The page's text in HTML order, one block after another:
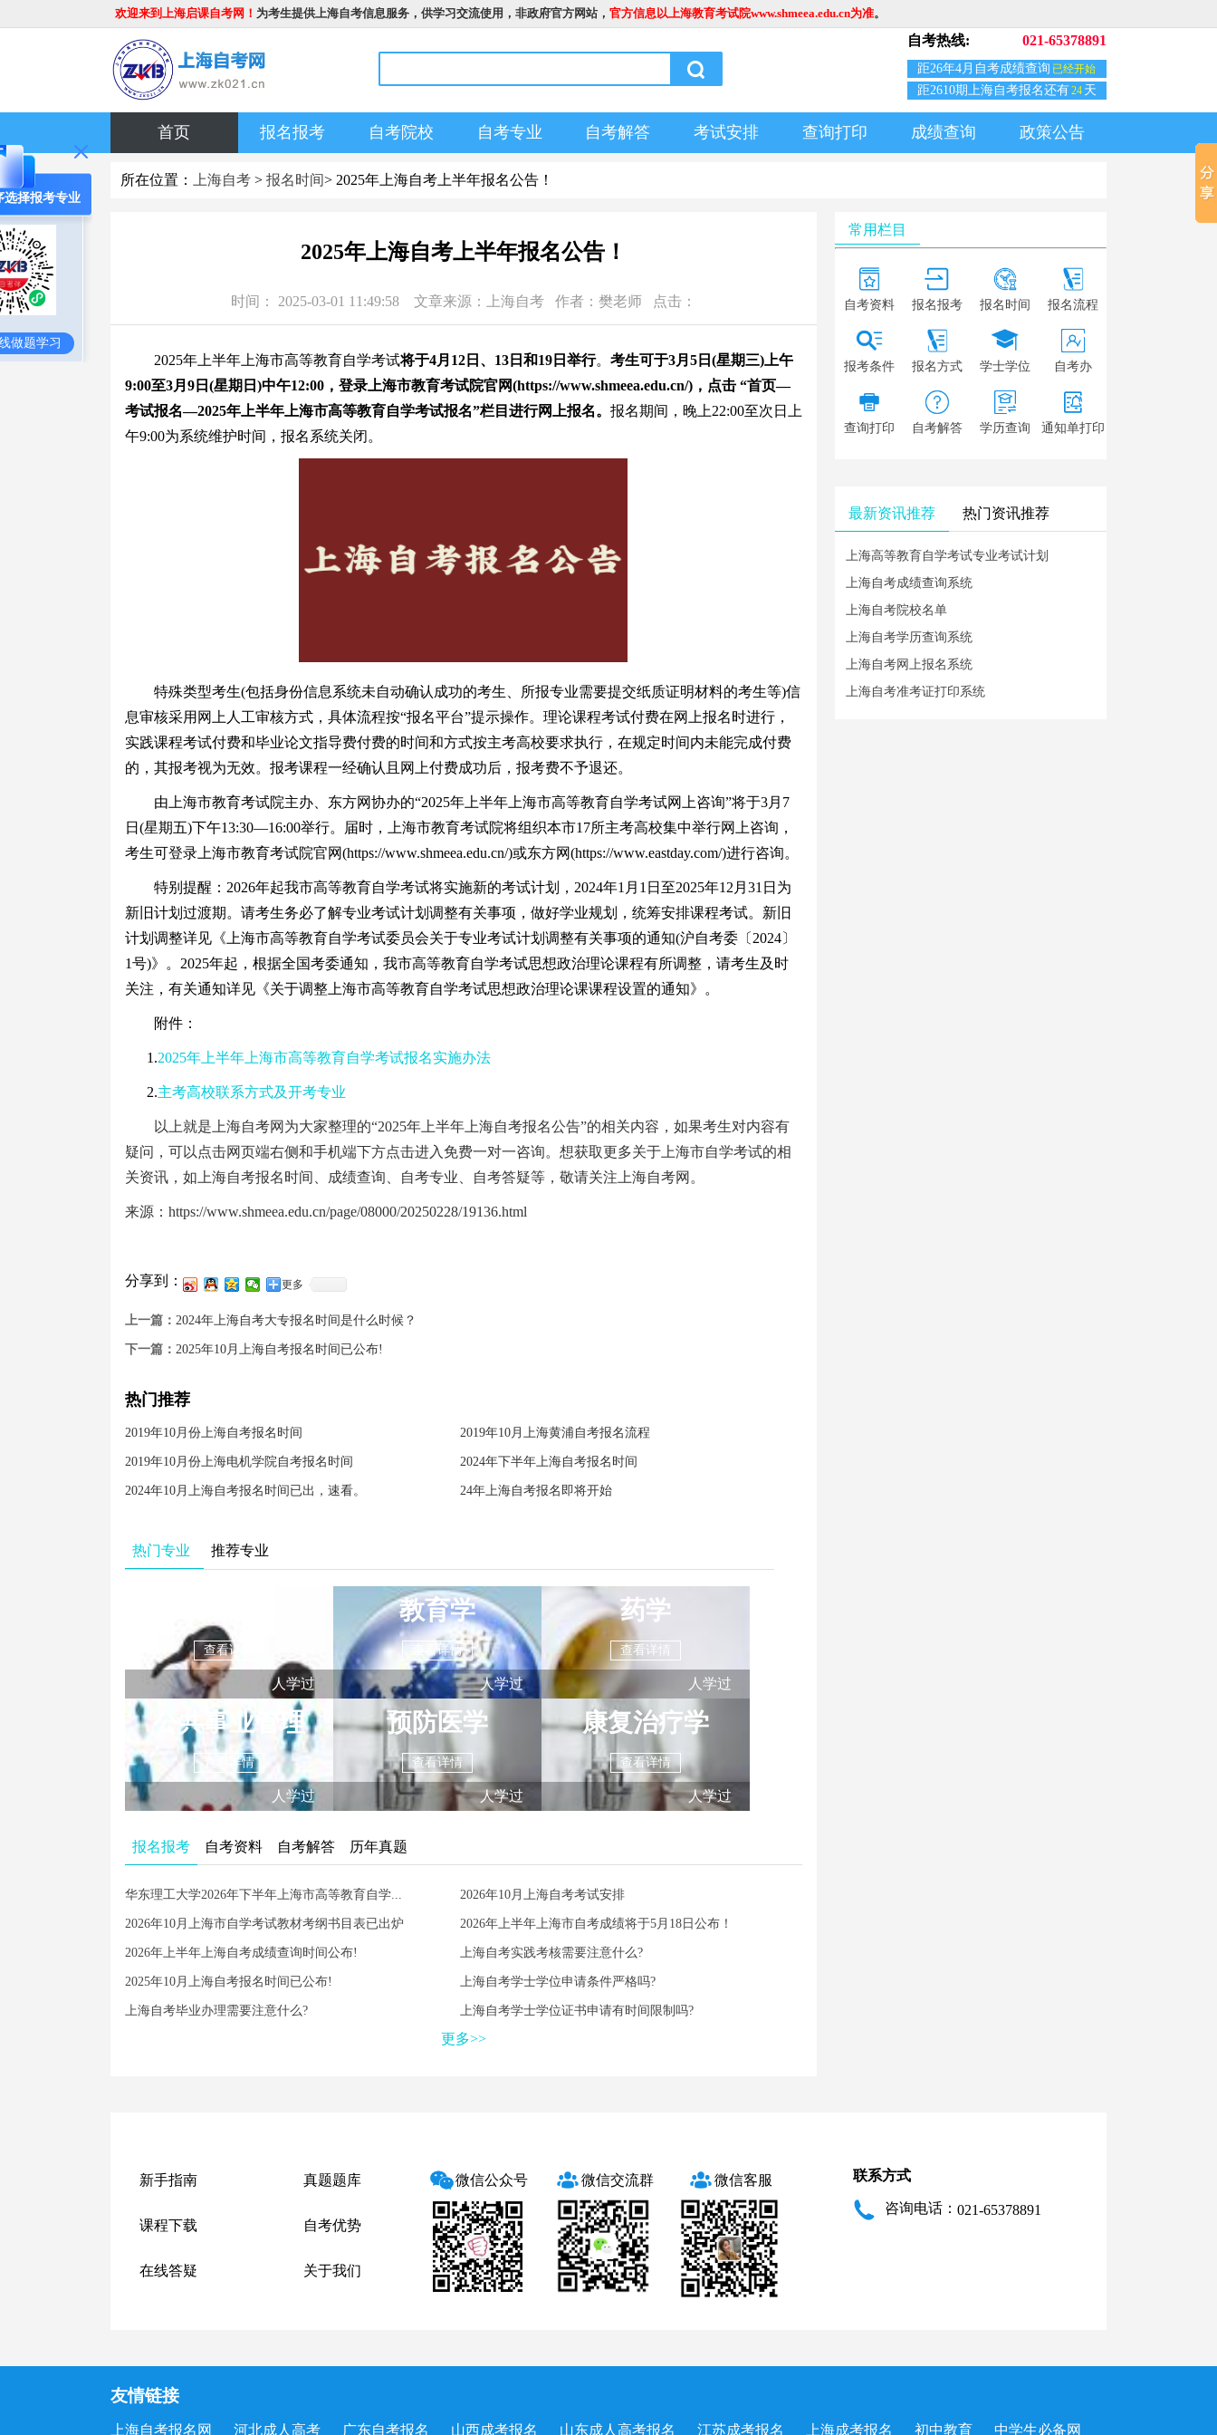
欢迎来到上海启课自考网！ 为考生提供上海自考信息服务，供学习交流使用，非政府官方网站， 官方信息以上海教育考试院www.shmeea.edu.cn为准。
自考热线: 021-65378891
距26年4月自考成绩查询 已经开始
距2610期上海自考报名还有24 天
首页 报名报考 自考院校 自考专业 自考解答 考试安排 查询打印 成绩查询 政策公告
所在位置： 上海自考 > 报名时间> 2025年上海自考上半年报名公告！
2025年上海自考上半年报名公告！
时间： 2025-03-01 11:49:58 文章来源：上海自考 作者：樊老师 点击：
2025年上半年上海市高等教育自学考试将于4月12日、13日和19日举行。 考生可于3月5日(星期三)上午
9:00至3月9日(星期日)中午12:00，登录上海市教育考试院官网(https://www.shmeea.edu.cn/)，点击 “首页—
考试报名—2025年上半年上海市高等教育自学考试报名”栏目进行网上报名。 报名期间，晚上22:00至次日上
午9:00为系统维护时间，报名系统关闭。
特殊类型考生(包括身份信息系统未自动确认成功的考生、所报专业需要提交纸质证明材料的考生等)信
息审核采用网上人工审核方式，具体流程按“报名平台”提示操作。理论课程考试付费在网上报名时进行，
实践课程考试付费和毕业论文指导费付费的时间和方式按主考高校要求执行，在规定时间内未能完成付费
的，其报考视为无效。报考课程一经确认且网上付费成功后，报考费不予退还。
由上海市教育考试院主办、东方网协办的“2025年上半年上海市高等教育自学考试网上咨询”将于3月7
日(星期五)下午13:30—16:00举行。届时，上海市教育考试院将组织本市17所主考高校集中举行网上咨询，
考生可登录上海市教育考试院官网(https://www.shmeea.edu.cn/)或东方网(https://www.eastday.com/)进行咨询。
特别提醒：2026年起我市高等教育自学考试将实施新的考试计划，2024年1月1日至2025年12月31日为
新旧计划过渡期。请考生务必了解专业考试计划调整有关事项，做好学业规划，统筹安排课程考试。新旧
计划调整详见《上海市高等教育自学考试委员会关于专业考试计划调整有关事项的通知(沪自考委〔2024〕
1号)》。2025年起，根据全国考委通知，我市高等教育自学考试思想政治理论课程有所调整，请考生及时
关注，有关通知详见《关于调整上海市高等教育自学考试思想政治理论课课程设置的通知》。
附件：
1.2025年上半年上海市高等教育自学考试报名实施办法
2.主考高校联系方式及开考专业
以上就是上海自考网为大家整理的“2025年上半年上海自考报名公告”的相关内容，如果考生对内容有
疑问，可以点击网页端右侧和手机端下方点击进入免费一对一咨询。想获取更多关于上海市自学考试的相
关资讯，如上海自考报名时间、成绩查询、自考专业、自考答疑等，敬请关注上海自考网。
来源：https://www.shmeea.edu.cn/page/08000/20250228/19136.html
分享到： 更多
上一篇： 2024年上海自考大专报名时间是什么时候？
下一篇： 2025年10月上海自考报名时间已公布!
热门推荐
2019年10月份上海自考报名时间 2019年10月上海黄浦自考报名流程
2019年10月份上海电机学院自考报名时间 2024年下半年上海自考报名时间
2024年10月上海自考报名时间已出，速看。 24年上海自考报名即将开始
热门专业 推荐专业
查看详情
人学过
教育学
查看详情
人学过
药学
查看详情
人学过
公共事业管理
查看详情
人学过
预防医学
查看详情
人学过
康复治疗学
查看详情
人学过
报名报考 自考资料 自考解答 历年真题
华东理工大学2026年下半年上海市高等教育自学... 2026年10月上海自考考试安排
2026年10月上海市自学考试教材考纲书目表已出炉 2026年上半年上海市自考成绩将于5月18日公布！
2026年上半年上海自考成绩查询时间公布! 上海自考实践考核需要注意什么?
2025年10月上海自考报名时间已公布! 上海自考学士学位申请条件严格吗?
上海自考毕业办理需要注意什么? 上海自考学士学位证书申请有时间限制吗?
更多>>
常用栏目
自考资料 报名报考 报名时间 报名流程
报考条件 报名方式 学士学位 自考办
查询打印 自考解答 学历查询 通知单打印
最新资讯推荐 热门资讯推荐
上海高等教育自学考试专业考试计划
上海自考成绩查询系统
上海自考院校名单
上海自考学历查询系统
上海自考网上报名系统
上海自考准考证打印系统
选择报考专业
做题学习
新手指南 真题题库
课程下载 自考优势
在线答疑 关于我们
微信公众号 微信交流群 微信客服 联系方式
咨询电话： 021-65378891
友情链接
上海自考报名网 河北成人高考 广东自考报名 山西成考报名 山东成人高考报名 江苏成考报名 上海成考报名 初中教育 中学生必备网